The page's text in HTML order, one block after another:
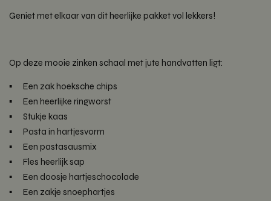
Geniet met elkaar van dit heerlijke pakket vol lekkers!
Op deze mooie zinken schaal met jute handvatten ligt:
Een zak hoeksche chips
Een heerlijke ringworst
Stukje kaas
Pasta in hartjesvorm
Een pastasausmix
Fles heerlijk sap
Een doosje hartjeschocolade
Een zakje snoephartjes